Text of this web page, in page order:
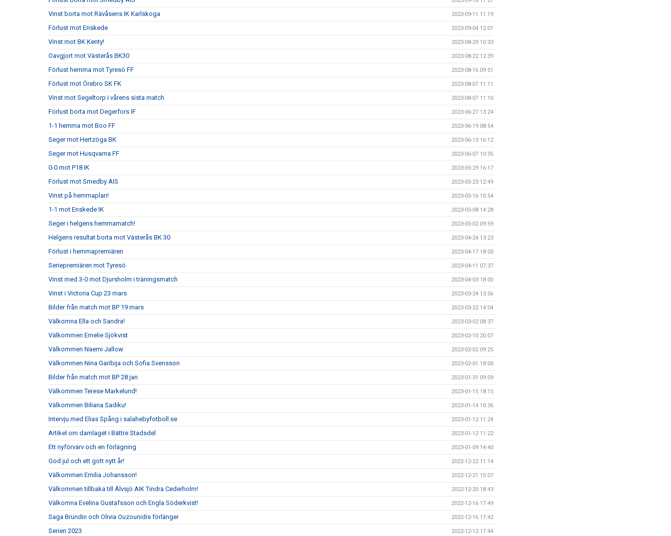
Vinst borta mot Rävåsens IK Karlskoga 2023-09-11 11:19
Förlust mot Enskede 2023-09-04 12:01
Vinst mot BK Kenty! 2023-08-29 10:33
Oavgjort mot Västerås BK30 2023-08-22 12:39
Förlust hemma mot Tyresö FF 2023-08-16 09:51
Förlust mot Örebro SK FK 2023-08-07 11:11
Vinst mot Segeltorp i vårens sista match 2023-08-07 11:10
Förlust borta mot Degerfors IF 2023-06-27 13:24
1-1 hemma mot Boo FF 2023-06-19 08:54
Seger mot Hertzöga BK 2023-06-13 16:12
Seger mot Husqvarna FF 2023-06-07 10:35
0-0 mot P18 IK 2023-05-29 16:17
Förlust mot Smedby AIS 2023-05-23 12:49
Vinst på hemmaplan! 2023-05-16 10:54
1-1 mot Enskede IK 2023-05-08 14:28
Seger i helgens hemmamatch! 2023-05-02 09:59
Helgens resultat borta mot Västerås BK 30 2023-04-24 13:23
Förlust i hemmapremiären 2023-04-17 18:00
Seriepremiären mot Tyresö 2023-04-11 07:37
Vinst med 3-0 mot Djursholm i träningsmatch 2023-04-03 18:00
Vinst i Victoria Cup 23 mars 2023-03-24 13:56
Bilder från match mot BP 19 mars 2023-03-22 14:04
Välkomna Ella och Sandra! 2023-03-02 08:37
Välkommen Emelie Sjökvist 2023-02-10 20:07
Välkommen Naemi Jallow 2023-02-02 09:25
Välkommen Nina Garibija och Sofia Svensson 2023-02-01 18:00
Bilder från match mot BP 28 jan 2023-01-31 09:09
Välkommen Terese Markelund! 2023-01-15 18:15
Välkommen Biliana Sadiku! 2023-01-14 10:36
Intervju med Elias Spång i salahebyfotboll.se 2023-01-12 11:24
Artikel om damlaget i Bättre Stadsdel 2023-01-12 11:22
Ett nyförvärv och en förlägning 2023-01-09 14:40
God jul och ett gott nytt år! 2022-12-22 11:14
Välkommen Emilia Johansson! 2022-12-21 15:07
Välkommen tillbaka till Älvsjö AIK Tindra Cederholm! 2022-12-20 18:43
Välkomna Evelina Gustafsson och Engla Söderkvist! 2022-12-16 17:49
Saga Brundin och Olivia Ouzounidis förlänger 2022-12-16 17:42
Serien 2023 2022-12-12 17:44